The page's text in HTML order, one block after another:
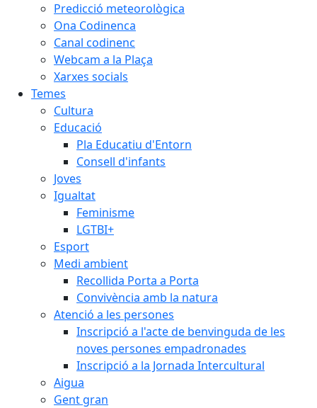
Predicció meteorològica
Ona Codinenca
Canal codinenc
Webcam a la Plaça
Xarxes socials
Temes
Cultura
Educació
Pla Educatiu d'Entorn
Consell d'infants
Joves
Igualtat
Feminisme
LGTBI+
Esport
Medi ambient
Recollida Porta a Porta
Convivència amb la natura
Atenció a les persones
Inscripció a l'acte de benvinguda de les
noves persones empadronades
Inscripció a la Jornada Intercultural
Aigua
Gent gran